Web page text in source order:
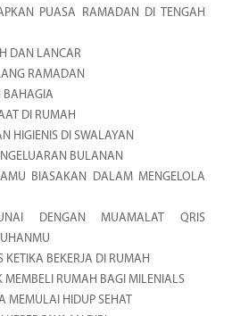
PUASA RAMADAN DI TENGAH
DAN LANCAR
RAMADAN
BAHAGIA
DI RUMAH
HIGIENIS DI SWALAYAN
BULANAN
BIASAKAN DALAM MENGELOLA
DENGAN MUAMALAT QRIS
KETIKA BEKERJA DI RUMAH
MEMBELI RUMAH BAGI MILENIALS
MEMULAI HIDUP SEHAT